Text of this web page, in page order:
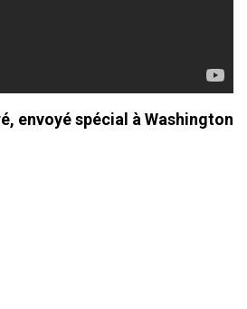
envoyé spécial à Washington